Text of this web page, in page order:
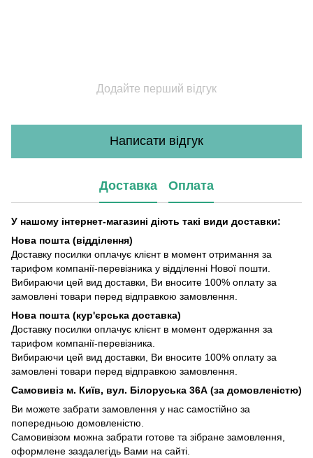
Додайте перший відгук
Написати відгук
Доставка Оплата
У нашому інтернет-магазині діють такі види доставки:
Нова пошта (відділення)
Доставку посилки оплачує клієнт в момент отримання за
тарифом компанії-перевізника у відділенні Нової пошти.
Вибираючи цей вид доставки, Ви вносите 100% оплату за
замовлені товари перед відправкою замовлення.
Нова пошта (кур'єрська доставка)
Доставку посилки оплачує клієнт в момент одержання за
тарифом компанії-перевізника.
Вибираючи цей вид доставки, Ви вносите 100% оплату за
замовлені товари перед відправкою замовлення.
Самовивіз м. Київ, вул. Білоруська 36А (за домовленістю)
Ви можете забрати замовлення у нас самостійно за
попередньою домовленістю.
Самовивізом можна забрати готове та зібране замовлення,
оформлене заздалегідь Вами на сайті.